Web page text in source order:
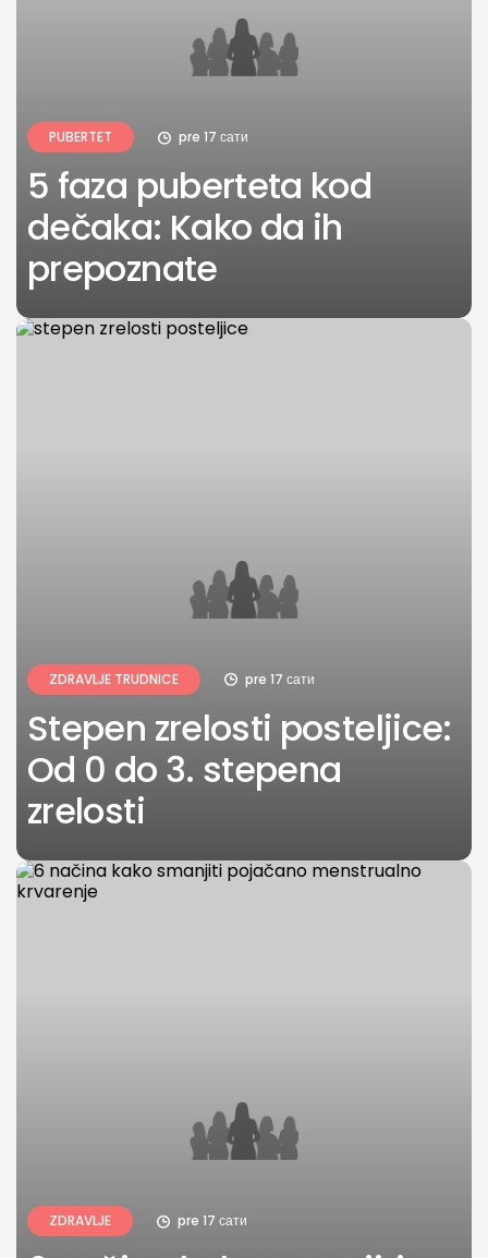
PUBERTET pre 17 сати
5 faza puberteta kod
dečaka: Kako da ih
prepoznate
ZDRAVLJE TRUDNICE pre 17 сати
Stepen zrelosti posteljice:
Od 0 do 3. stepena
zrelosti
ZDRAVLJE pre 17 сати